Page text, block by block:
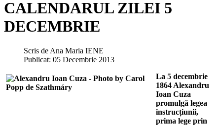
CALENDARUL ZILEI 5
DECEMBRIE
Scris de Ana Maria IENE
Publicat: 05 Decembrie 2013
La 5 decembrie
1864 Alexandru
Ioan Cuza
promulgă legea
instrucțiunii,
prima lege prin